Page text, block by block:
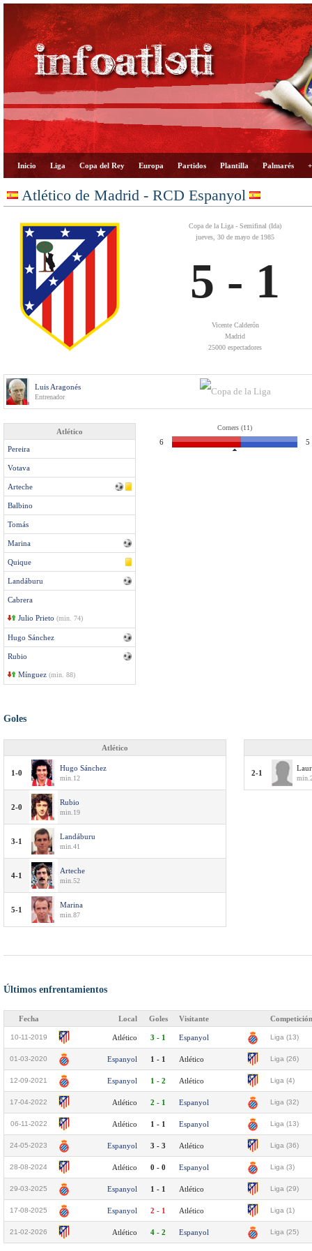
Inicio Liga Copa del Rey Europa Partidos Plantilla Palmarés
Atlético de Madrid - RCD Espanyol
Copa de la Liga - Semifinal (Ida)
jueves, 30 de mayo de 1985
5 - 1
Vicente Calderón
Madrid
25000 espectadores
Luis Aragonés
Entrenador
Atlético
Pereira
Votava
Arteche
Balbino
Tomás
Marina
Quique
Landáburu
Cabrera
Julio Prieto (min. 74)
Hugo Sánchez
Rubio
Mínguez (min. 88)
Corners (11)
6 5
Goles
Atlético
1-0
Hugo Sánchez
min.12
2-0
Rubio
min.19
3-1
Landáburu
min.41
4-1
Arteche
min.52
5-1
Marina
min.87
2-1
Últimos enfrentamientos
Fecha Local Goles Visitante Competición
10-11-2019 Atlético 3 - 1 Espanyol Liga (13)
01-03-2020 Espanyol 1 - 1 Atlético Liga (26)
12-09-2021 Espanyol 1 - 2 Atlético Liga (4)
17-04-2022 Atlético 2 - 1 Espanyol Liga (32)
06-11-2022 Atlético 1 - 1 Espanyol Liga (13)
24-05-2023 Espanyol 3 - 3 Atlético Liga (36)
28-08-2024 Atlético 0 - 0 Espanyol Liga (3)
29-03-2025 Espanyol 1 - 1 Atlético Liga (29)
17-08-2025 Espanyol 2 - 1 Atlético Liga (1)
21-02-2026 Atlético 4 - 2 Espanyol Liga (25)